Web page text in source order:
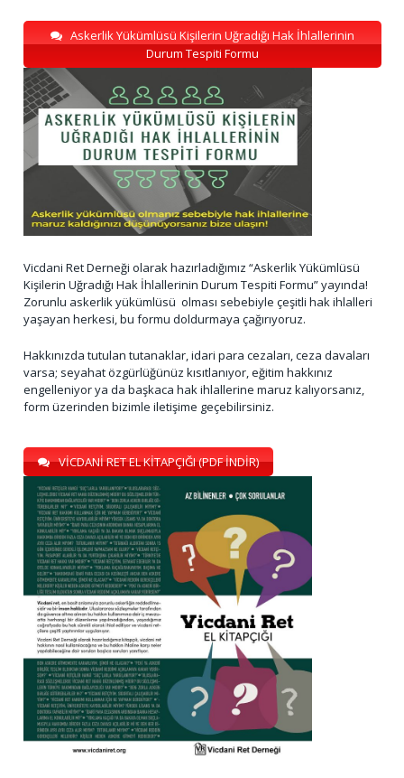
Askerlik Yükümlüsü Kişilerin Uğradığı Hak İhlallerinin
Durum Tespiti Formu
Vicdani Ret Derneği olarak hazırladığımız “Askerlik Yükümlüsü
Kişilerin Uğradığı Hak İhlallerinin Durum Tespiti Formu” yayında!
Zorunlu askerlik yükümlüsü olması sebebiyle çeşitli hak ihlalleri
yaşayan herkesi, bu formu doldurmaya çağırıyoruz.
Hakkınızda tutulan tutanaklar, idari para cezaları, ceza davaları
varsa; seyahat özgürlüğünüz kısıtlanıyor, eğitim hakkınız
engelleniyor ya da başkaca hak ihlallerine maruz kalıyorsanız,
form üzerinden bizimle iletişime geçebilirsiniz.
VİCDANİ RET EL KİTAPÇIĞI (PDF İNDİR)